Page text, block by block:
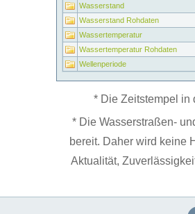
Wasserstand
Wasserstand Rohdaten
Wassertemperatur
Wassertemperatur Rohdaten
Wellenperiode
* Die Zeitstempel in
* Die Wasserstraßen-
bereit. Daher wird keine
Aktualität,